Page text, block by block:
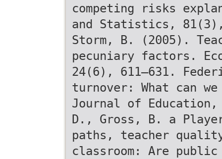
competing risks
and Statistics,
Storm, B. (2005).
pecuniary factors.
24(6), 611–631.
turnover: What can
Journal of Education,
D., Gross, B. a
paths, teacher
classroom: Are